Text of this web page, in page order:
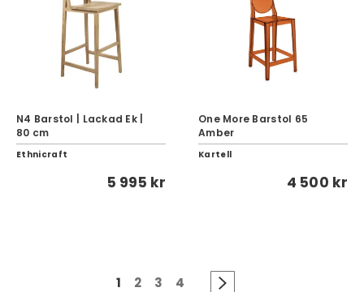
N4 Barstol | Lackad Ek |
80 cm
Ethnicraft
5 995 kr
One More Barstol 65
Amber
Kartell
4 500 kr
1 2 3 4